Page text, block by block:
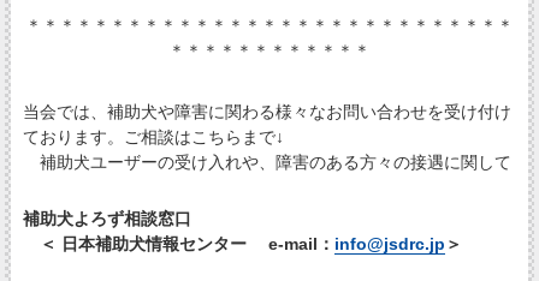
＊＊＊＊＊＊＊＊＊＊＊＊＊＊＊＊＊＊＊＊＊＊＊＊＊＊＊＊＊
＊＊＊＊＊＊＊＊＊＊＊＊
当会では、補助犬や障害に関わる様々なお問い合わせを受け付け
ております。ご相談はこちらまで↓
補助犬ユーザーの受け入れや、障害のある方々の接遇に関して
補助犬よろず相談窓口
＜ 日本補助犬情報センター e-mail： info@jsdrc.jp ＞